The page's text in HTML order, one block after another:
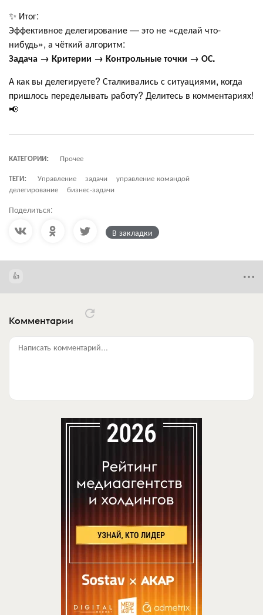
✨ Итог:
Эффективное делегирование — это не «сделай что-
нибудь», а чёткий алгоритм:
Задача → Критерии → Контрольные точки → ОС.
А как вы делегируете? Сталкивались с ситуациями, когда
пришлось переделывать работу? Делитесь в комментариях!
📢
КАТЕГОРИИ:
Прочее
ТЕГИ:
Управление задачи
управление командой
делегирование
бизнес-задачи
Поделиться:
В закладки
Комментарии
Написать комментарий...